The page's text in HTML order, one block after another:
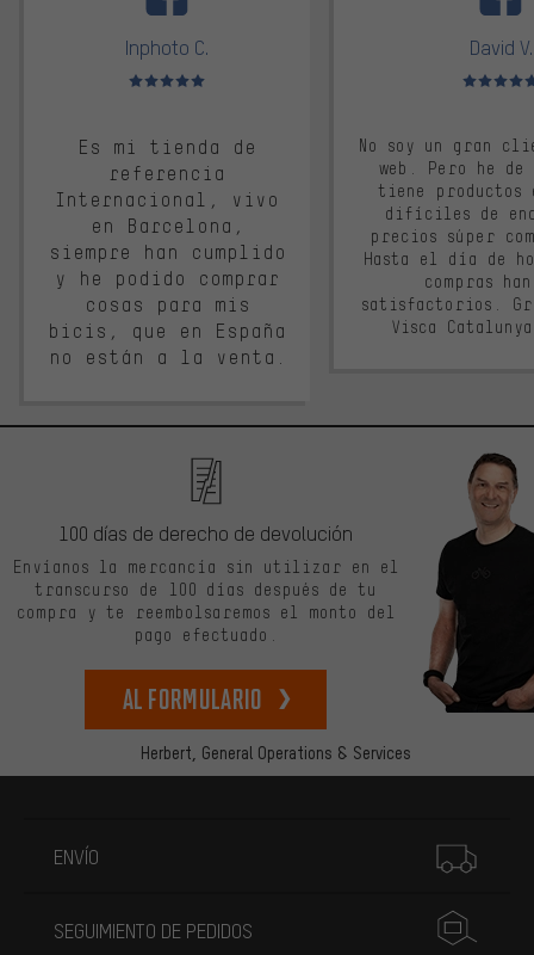
Inphoto C.
Valoración media: 5 de 5
Es mi tienda de
referencia
Internacional, vivo
en Barcelona,
siempre han cumplido
y he podido comprar
cosas para mis
bicis, que en España
no están a la venta.
David V.
Valoración
No soy un gran
web. Pero he
tiene productos
difíciles de
precios súper
Hasta el día de
compras
satisfactorios.
Visca
Herbert, General Operations & Services
100 días de derecho de devolución
Envíanos la mercancía sin utilizar en el
transcurso de 100 días después de tu
compra y te reembolsaremos el monto del
pago efectuado.
Al formulario
ENVÍO
SEGUIMIENTO DE PEDIDOS